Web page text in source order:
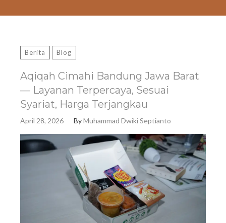
Berita Blog
Aqiqah Cimahi Bandung Jawa Barat
— Layanan Terpercaya, Sesuai
Syariat, Harga Terjangkau
April 28, 2026 ByMuhammad Dwiki Septianto